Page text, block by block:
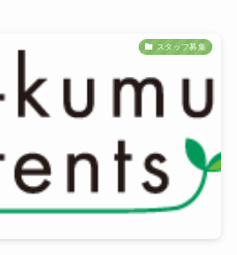
スタッフ募集